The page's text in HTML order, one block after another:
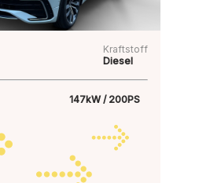
Kraftstoff
Diesel
147kW / 200PS